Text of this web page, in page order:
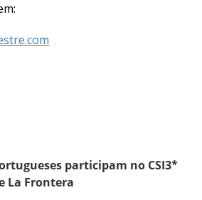
participam no CSI3*
La Frontera